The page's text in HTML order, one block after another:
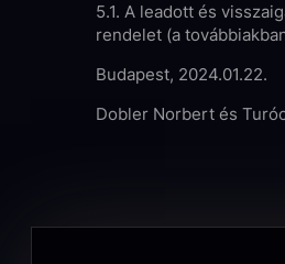
5.1. A leadott és
rendelet (a
Budapest, 2024.01.22.
Dobler Norbert és